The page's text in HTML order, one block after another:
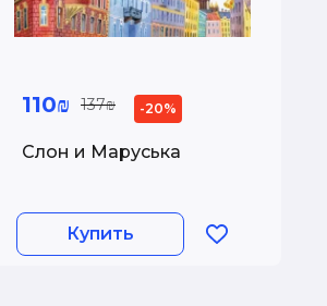
Слон и Маруська
110₪ 137₪ -20%
Купить